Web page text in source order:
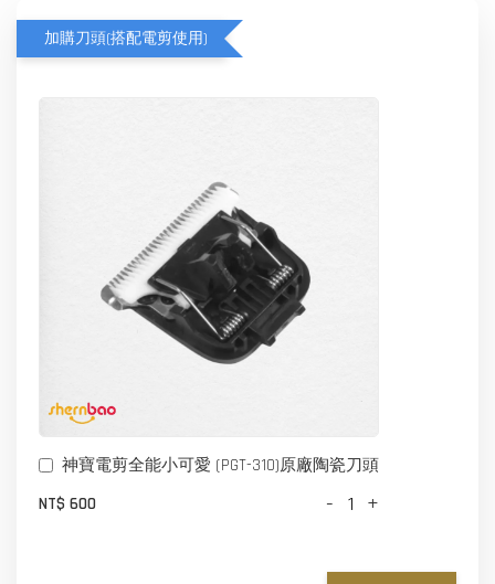
加購刀頭(搭配電剪使用)
神寶電剪全能小可愛 (PGT-310)原廠陶瓷刀頭
NT$ 600
- +